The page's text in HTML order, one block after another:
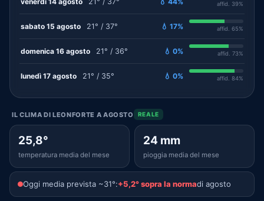
affid. 39%
sabato 15 agosto 21° / 37° 💧 17% affid. 65%
domenica 16 agosto 21° / 36° 💧 0% affid. 73%
lunedì 17 agosto 21° / 35° 💧 0% affid. 84%
IL CLIMA DI LEONFORTE A AGOSTO REALE
25,8°
temperatura media del mese
24 mm
pioggia media del mese
Oggi media prevista ~31°:+5,2° sopra la normadi agosto